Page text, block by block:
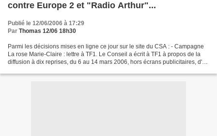
contre Europe 2 et "Radio Arthur"...
Publié le 12/06/2006 à 17:29
Par Thomas 12/06 18h30
Parmi les décisions mises en ligne ce jour sur le site du CSA : - Campagne
La rose Marie-Claire : lettre à TF1. Le Conseil a écrit à TF1 à propos de la
diffusion à dix reprises, du 6 au 14 mars 2006, hors écrans publicitaires, d'un